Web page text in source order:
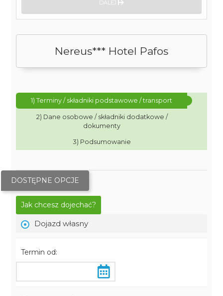
Nereus*** Hotel Pafos
1) Terminy / składniki podstawowe / transport
2) Dane osobowe / składniki dodatkowe /
dokumenty
3) Podsumowanie
DOSTĘPNE OPCJE
Jak chcesz dojechać?
Dojazd własny
Termin od:
DALEJ